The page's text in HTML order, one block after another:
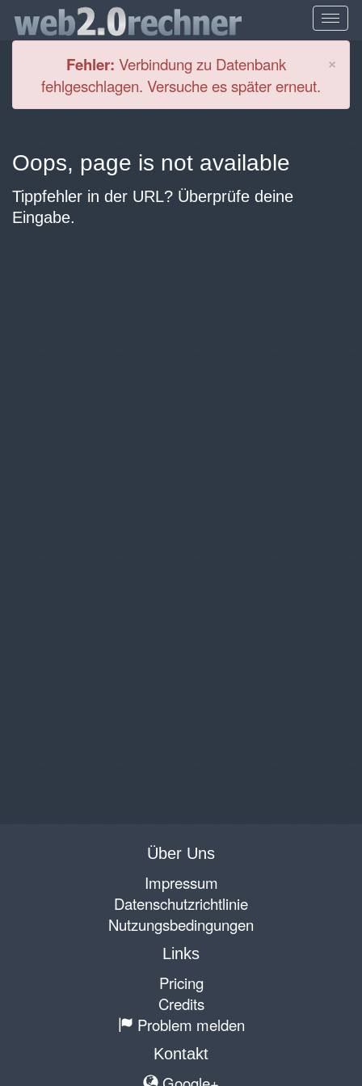
×
Fehler: Verbindung zu Datenbank
fehlgeschlagen. Versuche es später erneut.
Oops, page is not available
Tippfehler in der URL? Überprüfe deine
Eingabe.
Über Uns
Impressum
Datenschutzrichtlinie
Nutzungsbedingungen
Links
Pricing
Credits
Problem melden
Kontakt